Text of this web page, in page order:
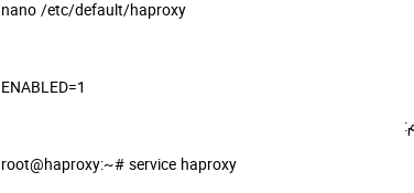
nano /etc/default/haproxy
ENABLED=1
root@haproxy:~# service haproxy